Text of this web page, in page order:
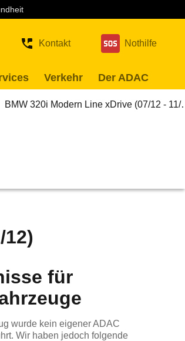
Kontakt Nothilfe
Verkehr Der ADAC
BMW 320i Modern Line xDrive (07/12 -
für
wurde kein eigener ADAC
Wir haben jedoch folgende